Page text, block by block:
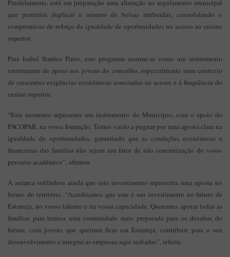
Paralelamente, está em preparação uma alteração ao regulamento municipal
que permitirá duplicar o número de bolsas atribuídas, consolidando o
compromisso de reforço da igualdade de oportunidades no acesso ao ensino
superior.
Para Isabel Simões Pinto, este programa assume-se como um instrumento
estruturante de apoio aos jovens do concelho, especialmente num contexto
de crescentes exigências económicas associadas ao acesso e à frequência do
ensino superior.
“Este momento representa um instrumento do Município, com o apoio do
PACOPAR, na vossa formação. Temos vindo a pugnar por uma aposta clara na
igualdade de oportunidades, garantindo que as condições económicas e
financeiras das famílias não sejam um fator de não concretização do vosso
percurso académico”, afirmou.
A autarca sublinhou ainda que este investimento representa uma aposta no
futuro do território. “Acreditamos que este é um investimento no futuro de
Estarreja, no vosso talento e na vossa capacidade. Queremos apoiar todas as
famílias para termos uma comunidade mais preparada para os desafios do
futuro, com jovens que queiram ficar em Estarreja, contribuir para o seu
desenvolvimento e integrar as empresas aqui sediadas”, referiu.